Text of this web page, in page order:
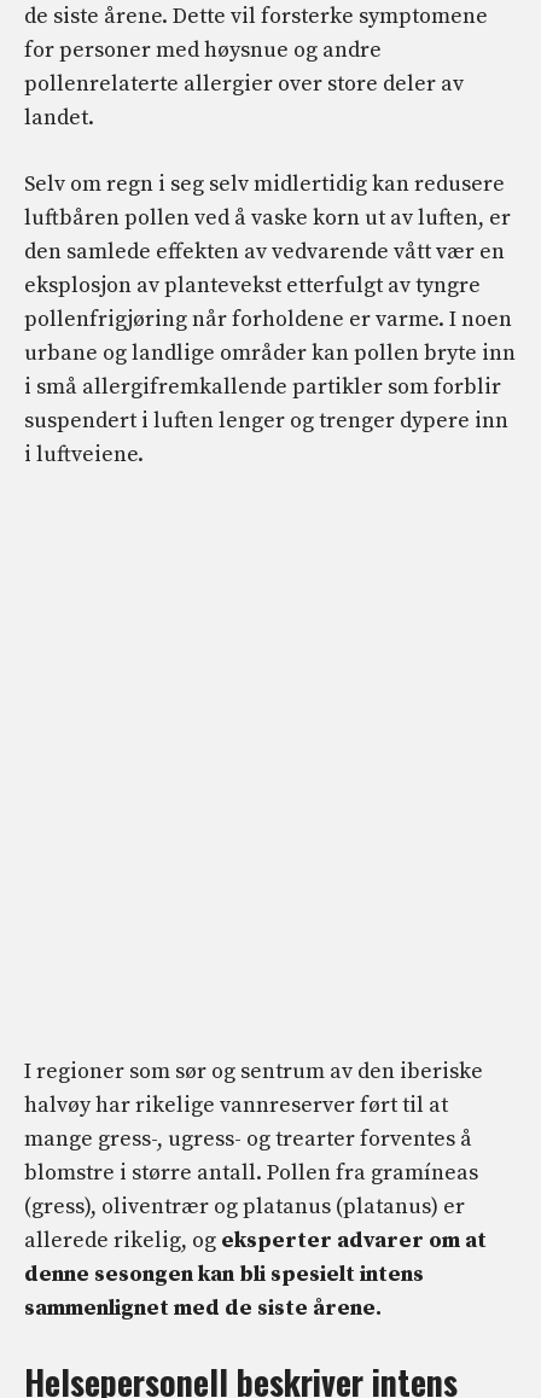
de siste årene. Dette vil forsterke symptomene
for personer med høysnue og andre
pollenrelaterte allergier over store deler av
landet.
Selv om regn i seg selv midlertidig kan redusere
luftbåren pollen ved å vaske korn ut av luften, er
den samlede effekten av vedvarende vått vær en
eksplosjon av plantevekst etterfulgt av tyngre
pollenfrigjøring når forholdene er varme. I noen
urbane og landlige områder kan pollen bryte inn
i små allergifremkallende partikler som forblir
suspendert i luften lenger og trenger dypere inn
i luftveiene.
I regioner som sør og sentrum av den iberiske
halvøy har rikelige vannreserver ført til at
mange gress-, ugress- og trearter forventes å
blomstre i større antall. Pollen fra gramíneas
(gress), oliventrær og platanus (platanus) er
allerede rikelig, og eksperter advarer om at
denne sesongen kan bli spesielt intens
sammenlignet med de siste årene.
Helsepersonell beskriver intens